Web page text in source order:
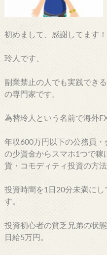
初めまして、感謝してます！
玲人です、
副業禁止の人でも実践でき
の専門家です。
為替玲人という名前で海外
年収600万円以下の公務員
の少資金からスマホ1つで稼
貨・コモディティ投資の方
投資時間を1日20分未満にし
す。
投資初心者の貧乏兄弟の状
日給5万円。